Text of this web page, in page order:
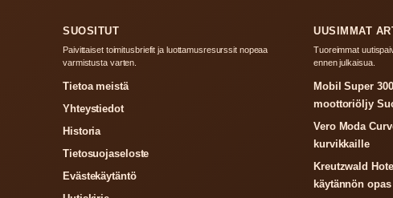
SUOSITUT
Paivittaiset toimitusbriefit ja luottamusresurssit nopeaa
varmistusta varten.
Tietoa meistä
Yhteystiedot
Historia
Tietosuojaseloste
Evästekäytäntö
UUSIMMAT
Tuoreimmat
ennen julkaisua.
Mobil Super
moottoriöljy
Vero Moda
kurvikkaille
Kreutzwald
käytännön opas